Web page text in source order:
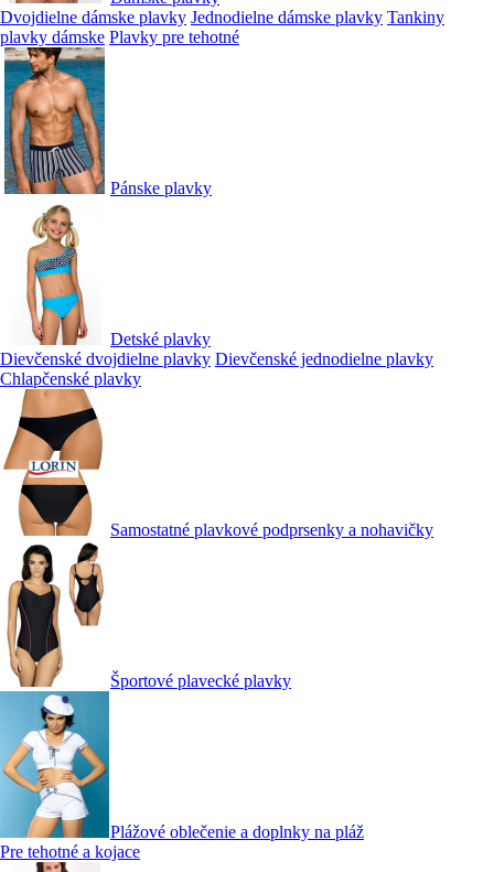
Dvojdielne dámske plavky Jednodielne dámske plavky Tankiny
plavky dámske Plavky pre tehotné
Pánske plavky
Detské plavky
Dievčenské dvojdielne plavky Dievčenské jednodielne plavky
Chlapčenské plavky
Samostatné plavkové podprsenky a nohavičky
Športové plavecké plavky
Plážové oblečenie a doplnky na pláž
Pre tehotné a kojace